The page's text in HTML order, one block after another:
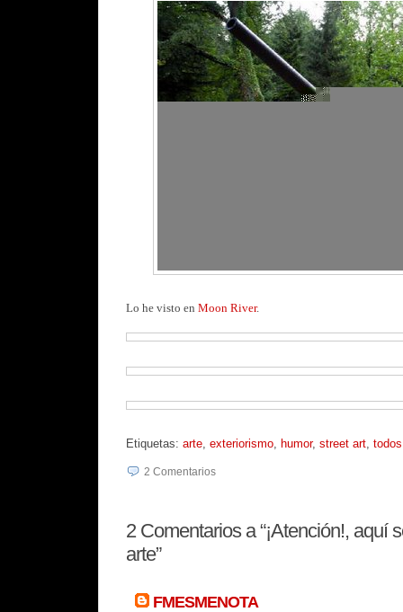
Lo he visto en Moon River.
Etiquetas: arte exteriorismo humor, street art todos
2 Comentarios
2 Comentarios a “¡Atención!, aquí
arte”
FMESMENOTA